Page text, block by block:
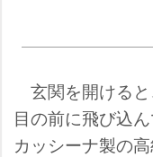
玄関を開ける
目の前に飛び込
カッシーナ製の